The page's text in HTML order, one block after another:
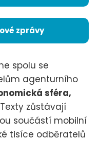
zprávy
spolu se
agenturního
sféra,
zůstávají
součástí mobilní
tisíce odběratelů